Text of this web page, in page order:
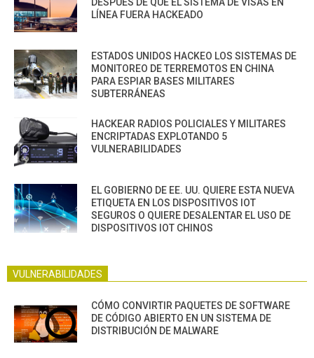
DESPUÉS DE QUE EL SISTEMA DE VISAS EN
LÍNEA FUERA HACKEADO
ESTADOS UNIDOS HACKEO LOS SISTEMAS DE
MONITOREO DE TERREMOTOS EN CHINA
PARA ESPIAR BASES MILITARES
SUBTERRÁNEAS
HACKEAR RADIOS POLICIALES Y MILITARES
ENCRIPTADAS EXPLOTANDO 5
VULNERABILIDADES
EL GOBIERNO DE EE. UU. QUIERE ESTA NUEVA
ETIQUETA EN LOS DISPOSITIVOS IOT
SEGUROS O QUIERE DESALENTAR EL USO DE
DISPOSITIVOS IOT CHINOS
VULNERABILIDADES
CÓMO CONVIRTIR PAQUETES DE SOFTWARE
DE CÓDIGO ABIERTO EN UN SISTEMA DE
DISTRIBUCIÓN DE MALWARE